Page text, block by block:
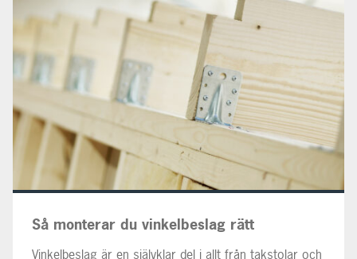
Så monterar du vinkelbeslag rätt
Vinkelbeslag är en självklar del i allt från takstolar och